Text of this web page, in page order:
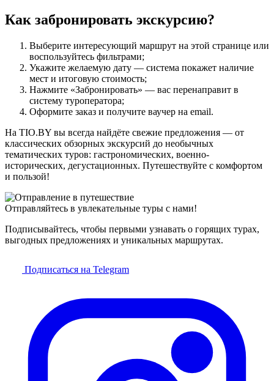
Как забронировать экскурсию?
Выберите интересующий маршрут на этой странице или
воспользуйтесь фильтрами;
Укажите желаемую дату — система покажет наличие
мест и итоговую стоимость;
Нажмите «Забронировать» — вас перенаправит в
систему туроператора;
Оформите заказ и получите ваучер на email.
На TIO.BY вы всегда найдёте свежие предложения — от
классических обзорных экскурсий до необычных
тематических туров: гастрономических, военно-
исторических, дегустационных. Путешествуйте с комфортом
и пользой!
Отправляйтесь в увлекательные туры с нами!
Подписывайтесь, чтобы первыми узнавать о горящих турах,
выгодных предложениях и уникальных маршрутах.
Подписаться на Telegram